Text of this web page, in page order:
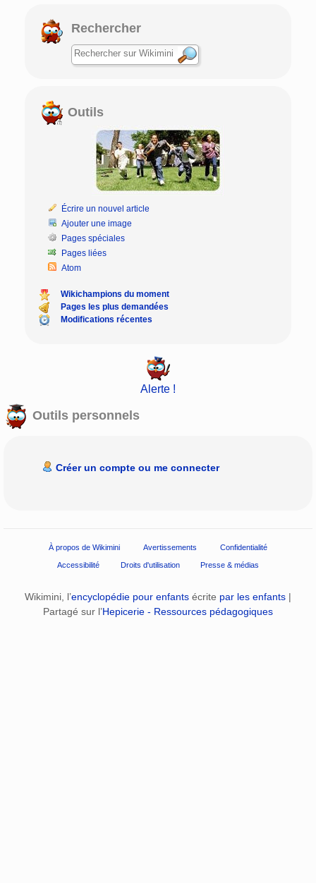
Rechercher
Outils
Écrire un nouvel article
Ajouter une image
Pages spéciales
Pages liées
Atom
Wikichampions du moment
Pages les plus demandées
Modifications récentes
Alerte !
Outils personnels
Créer un compte ou me connecter
À propos de Wikimini Avertissements Confidentialité
Accessibilité Droits d'utilisation Presse & médias
Wikimini, l’encyclopédie pour enfants écrite par les enfants |
Partagé sur l’Hepicerie - Ressources pédagogiques